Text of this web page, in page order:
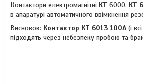
Контактори електромагнітні КТ 6000, КТ
в апаратурі автоматичного ввімкнення
Висновок: Контактор КТ 6013 100А (і
підходять через небезпеку пробою та